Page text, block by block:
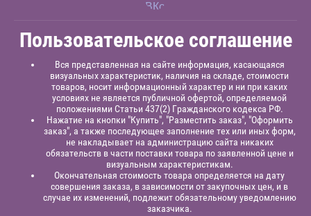
Пользовательское соглашение
Вся представленная на сайте информация, касающаяся
визуальных характеристик, наличия на складе, стоимости
товаров, носит информационный характер и ни при каких
условиях не является публичной офертой, определяемой
положениями Статьи 437(2) Гражданского кодекса РФ.
Нажатие на кнопки "Купить", "Разместить заказ", "Оформить
заказ", а также последующее заполнение тех или иных форм,
не накладывает на администрацию сайта никаких
обязательств в части поставки товара по заявленной цене и
визуальным характеристикам.
Окончательная стоимость товара определяется на дату
совершения заказа, в зависимости от закупочных цен, и в
случае их изменений, подлежит обязательному уведомлению
заказчика.